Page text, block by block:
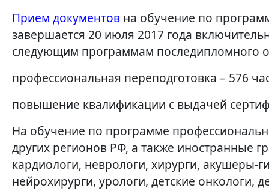
Прием документов на обучение по
завершается 20 июля 2017 года
следующим программам последипломного
профессиональная переподготовка – 576
повышение квалификации с выдачей
На обучение по программе
других регионов РФ, а также иностранные
кардиологи, неврологи, хирурги, акушеры-
нейрохирурги, урологи, детские онкологи,